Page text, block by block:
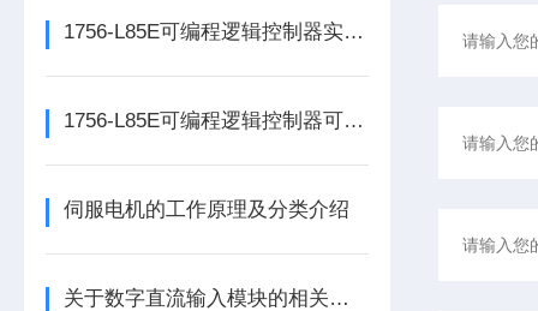
1756-L85E可编程逻辑控制器实操应用常见问题分析及解决方法探讨
1756-L85E可编程逻辑控制器可满足多行业自动化精准控制需求
伺服电机的工作原理及分类介绍
关于数字直流输入模块的相关介绍